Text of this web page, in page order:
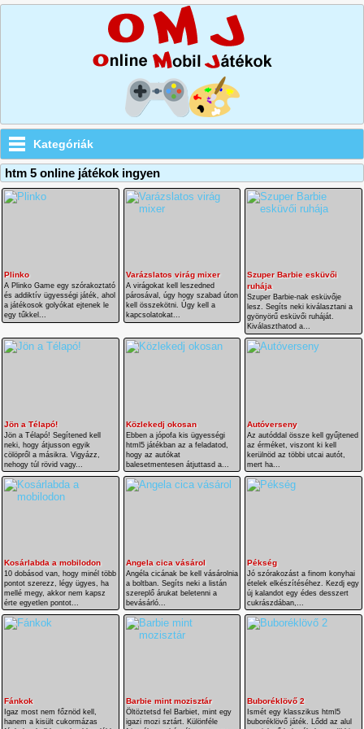
Kategóriák
htm 5 online játékok ingyen
Plinko
A Plinko Game egy szórakoztató
és addiktív ügyességi játék, ahol
a játékosok golyókat ejtenek le
egy tűkkel...
Varázslatos virág mixer
A virágokat kell leszedned
párosával, úgy hogy szabad úton
kell összekötni. Úgy kell a
kapcsolatokat...
Szuper Barbie esküvői
ruhája
Szuper Barbie-nak esküvője
lesz. Segíts neki kiválasztani a
gyönyörű esküvői ruháját.
Kiválaszthatod a...
Jön a Télapó!
Jön a Télapó! Segítened kell
neki, hogy átjusson egyik
cölöpről a másikra. Vigyázz,
nehogy túl rövid vagy...
Közlekedj okosan
Ebben a jópofa kis ügyességi
html5 játékban az a feladatod,
hogy az autókat
balesetmentesen átjuttasd a...
Autóverseny
Az autóddal össze kell gyűjtened
az érméket, viszont ki kell
kerülnöd az többi utcai autót,
mert ha...
Kosárlabda a mobilodon
10 dobásod van, hogy minél több
pontot szerezz, légy ügyes, ha
mellé megy, akkor nem kapsz
érte egyetlen pontot...
Angela cica vásárol
Angéla cicának be kell vásárolnia
a boltban. Segíts neki a listán
szereplő árukat beletenni a
bevásárló...
Pékség
Jó szórakozást a finom konyhai
ételek elkészítéséhez. Kezdj egy
új kalandot egy édes desszert
cukrászdában,...
Fánkok
Igaz most nem főznöd kell,
hanem a kisült cukormázas
Barbie mint mozisztár
Öltöztetsd fel Barbiet, mint egy
igazi mozi sztárt. Különféle
Buboréklövő 2
Ismét egy klasszikus html5
buboréklövő játék. Lődd az alul